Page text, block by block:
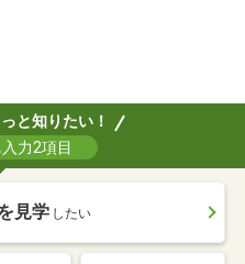
と知りたい！
力2項目
見学 したい